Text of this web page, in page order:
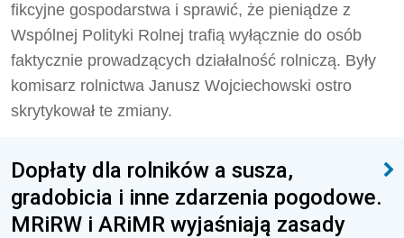
fikcyjne gospodarstwa i sprawić, że pieniądze z
Wspólnej Polityki Rolnej trafią wyłącznie do osób
faktycznie prowadzących działalność rolniczą. Były
komisarz rolnictwa Janusz Wojciechowski ostro
skrytykował te zmiany.
Dopłaty dla rolników a susza,
gradobicia i inne zdarzenia pogodowe.
MRiRW i ARiMR wyjaśniają zasady